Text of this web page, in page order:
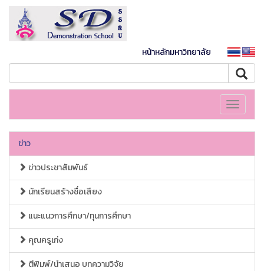
หน้าหลักมหาวิทยาลัย
Toggle
ข่าว
ข่าวประชาสัมพันธ์
นักเรียนสร้างชื่อเสียง
แนะแนวการศึกษา/ทุนการศึกษา
คุณครูเก่ง
ตีพิมพ์/นำเสนอ บทความวิจัย